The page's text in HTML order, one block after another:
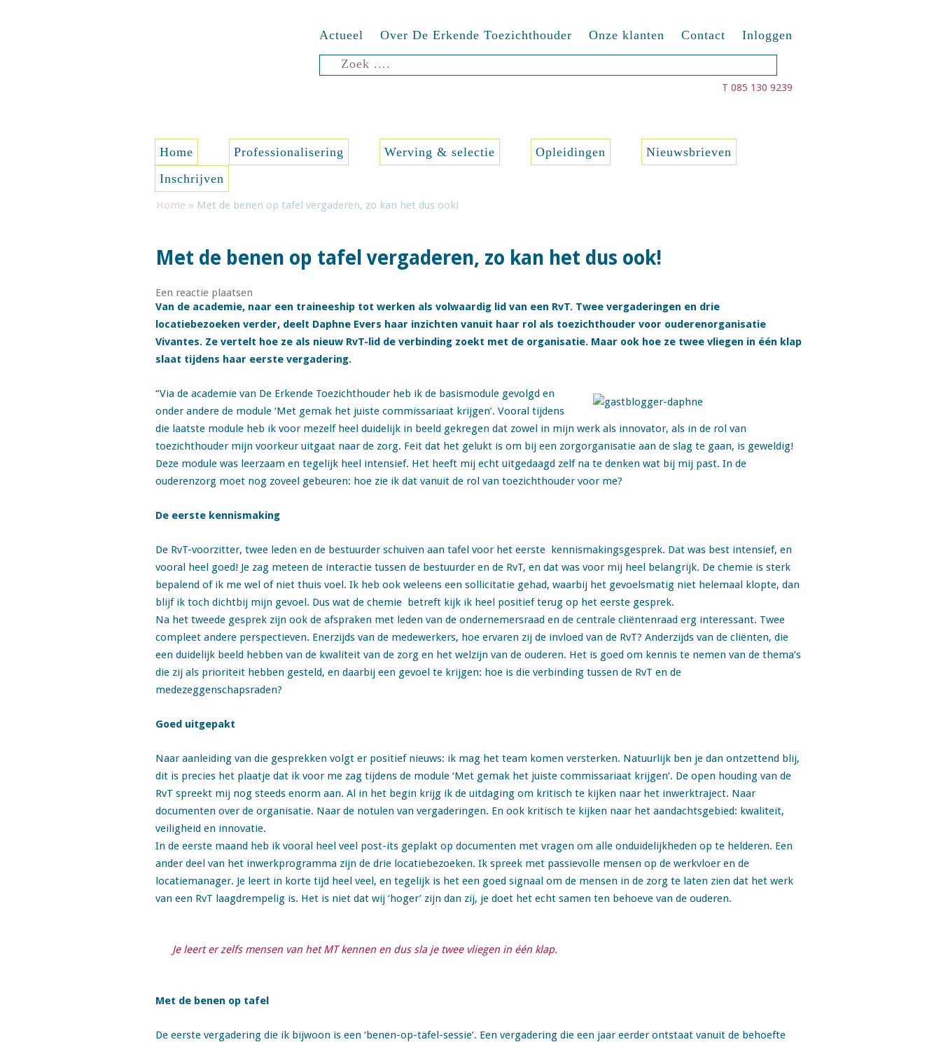
Actueel Over De Erkende Toezichthouder Onze klanten Contact Inloggen
Zoeken
naar:
T 085 130 9239
Home Professionalisering Werving & selectie Opleidingen
Nieuwsbrieven
Inschrijven
Home » Met de benen op tafel vergaderen, zo kan het dus ook!
Met de benen op tafel vergaderen, zo kan het dus ook!
Een reactie plaatsen
Van de academie, naar een traineeship tot werken als volwaardig lid van een RvT. Twee vergaderingen en drie
locatiebezoeken verder, deelt Daphne Evers haar inzichten vanuit haar rol als toezichthouder voor ouderenorganisatie
Vivantes. Ze vertelt hoe ze als nieuw RvT-lid de verbinding zoekt met de organisatie. Maar ook hoe ze twee vliegen in één klap
slaat tijdens haar eerste vergadering.
“Via de academie van De Erkende Toezichthouder heb ik de basismodule gevolgd en
onder andere de module ‘Met gemak het juiste commissariaat krijgen’. Vooral tijdens
die laatste module heb ik voor mezelf heel duidelijk in beeld gekregen dat zowel in mijn werk als innovator, als in de rol van
toezichthouder mijn voorkeur uitgaat naar de zorg. Feit dat het gelukt is om bij een zorgorganisatie aan de slag te gaan, is geweldig!
Deze module was leerzaam en tegelijk heel intensief. Het heeft mij echt uitgedaagd zelf na te denken wat bij mij past. In de
ouderenzorg moet nog zoveel gebeuren: hoe zie ik dat vanuit de rol van toezichthouder voor me?
De eerste kennismaking
De RvT-voorzitter, twee leden en de bestuurder schuiven aan tafel voor het eerste kennismakingsgesprek. Dat was best intensief, en
vooral heel goed! Je zag meteen de interactie tussen de bestuurder en de RvT, en dat was voor mij heel belangrijk. De chemie is sterk
bepalend of ik me wel of niet thuis voel. Ik heb ook weleens een sollicitatie gehad, waarbij het gevoelsmatig niet helemaal klopte, dan
blijf ik toch dichtbij mijn gevoel. Dus wat de chemie betreft kijk ik heel positief terug op het eerste gesprek.
Na het tweede gesprek zijn ook de afspraken met leden van de ondernemersraad en de centrale cliëntenraad erg interessant. Twee
compleet andere perspectieven. Enerzijds van de medewerkers, hoe ervaren zij de invloed van de RvT? Anderzijds van de cliënten, die
een duidelijk beeld hebben van de kwaliteit van de zorg en het welzijn van de ouderen. Het is goed om kennis te nemen van de thema’s
die zij als prioriteit hebben gesteld, en daarbij een gevoel te krijgen: hoe is die verbinding tussen de RvT en de
medezeggenschapsraden?
Goed uitgepakt
Naar aanleiding van die gesprekken volgt er positief nieuws: ik mag het team komen versterken. Natuurlijk ben je dan ontzettend blij,
dit is precies het plaatje dat ik voor me zag tijdens de module ‘Met gemak het juiste commissariaat krijgen’. De open houding van de
RvT spreekt mij nog steeds enorm aan. Al in het begin krijg ik de uitdaging om kritisch te kijken naar het inwerktraject. Naar
documenten over de organisatie. Naar de notulen van vergaderingen. En ook kritisch te kijken naar het aandachtsgebied: kwaliteit,
veiligheid en innovatie.
In de eerste maand heb ik vooral heel veel post-its geplakt op documenten met vragen om alle onduidelijkheden op te helderen. Een
ander deel van het inwerkprogramma zijn de drie locatiebezoeken. Ik spreek met passievolle mensen op de werkvloer en de
locatiemanager. Je leert in korte tijd heel veel, en tegelijk is het een goed signaal om de mensen in de zorg te laten zien dat het werk
van een RvT laagdrempelig is. Het is niet dat wij ‘hoger’ zijn dan zij, je doet het echt samen ten behoeve van de ouderen.
Je leert er zelfs mensen van het MT kennen en dus sla je twee vliegen in één klap.
Met de benen op tafel
De eerste vergadering die ik bijwoon is een ‘benen-op-tafel-sessie’. Een vergadering die een jaar eerder ontstaat vanuit de behoefte